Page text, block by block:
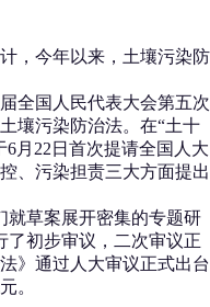
今年以来，土壤污染防
国人民代表大会第五次
壤污染防治法。在“土十
月22日首次提请全国人大
、污染担责三大方面提出
草案展开密集的专题研
了初步审议，二次审议正
》通过人大审议正式出台
。